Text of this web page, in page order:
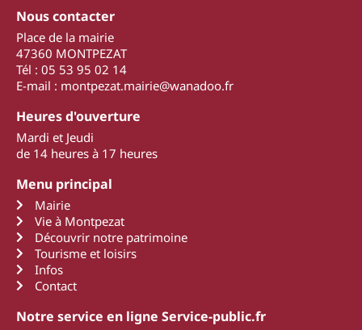
Nous contacter
Place de la mairie
47360 MONTPEZAT
Tél : 05 53 95 02 14
E-mail : montpezat.mairie@wanadoo.fr
Heures d'ouverture
Mardi et Jeudi
de 14 heures à 17 heures
Menu principal
Mairie
Vie à Montpezat
Découvrir notre patrimoine
Tourisme et loisirs
Infos
Contact
Notre service en ligne Service-public.fr